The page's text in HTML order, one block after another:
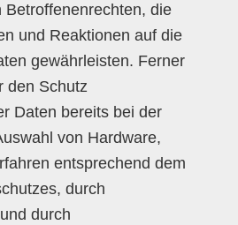
Betroffenenrechten, die
und Reaktionen auf die
gewährleisten. Ferner
den Schutz
Daten bereits bei der
von Hardware,
entsprechend dem
durch
durch